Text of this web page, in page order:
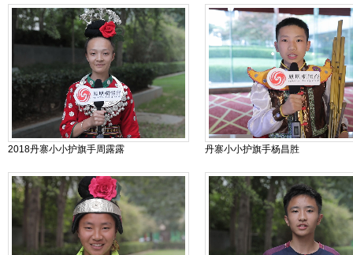
2018丹寨小小护旗手周露露 丹寨小小护旗手杨昌胜